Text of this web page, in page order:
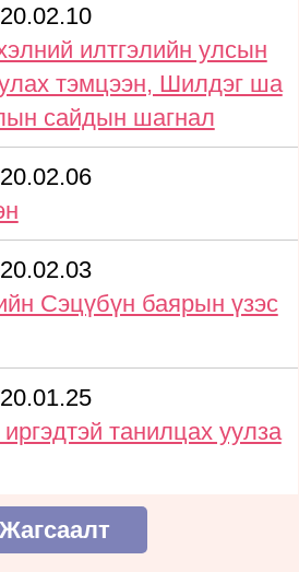
илтгэлийн улсын
тэмцээн, Шилдэг ша
сайдын шагнал
Сэцүбүн баярын үзэс
танилцах уулза
Жагсаалт